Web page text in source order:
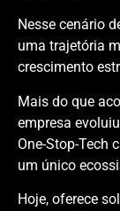
Nesse cenário
uma trajetória
crescimento
Mais do que
empresa
One-Stop-Tech
um único
Hoje, oferece